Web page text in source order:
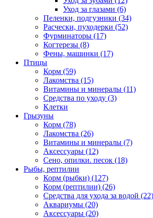
Уход за глазами (6)
Пеленки, подгузники (34)
Расчески, пуходерки (52)
Фурминаторы (17)
Когтерезы (8)
Фены, машинки (17)
Птицы
Корм (59)
Лакомства (15)
Витамины и минералы (11)
Средства по уходу (3)
Клетки
Грызуны
Корм (78)
Лакомства (26)
Витамины и минералы (7)
Аксессуары (12)
Сено, опилки. песок (18)
Рыбы, рептилии
Корм (рыбки) (127)
Корм (рептилии) (26)
Средства для ухода за водой (22)
Аквариумы (20)
Аксессуары (20)